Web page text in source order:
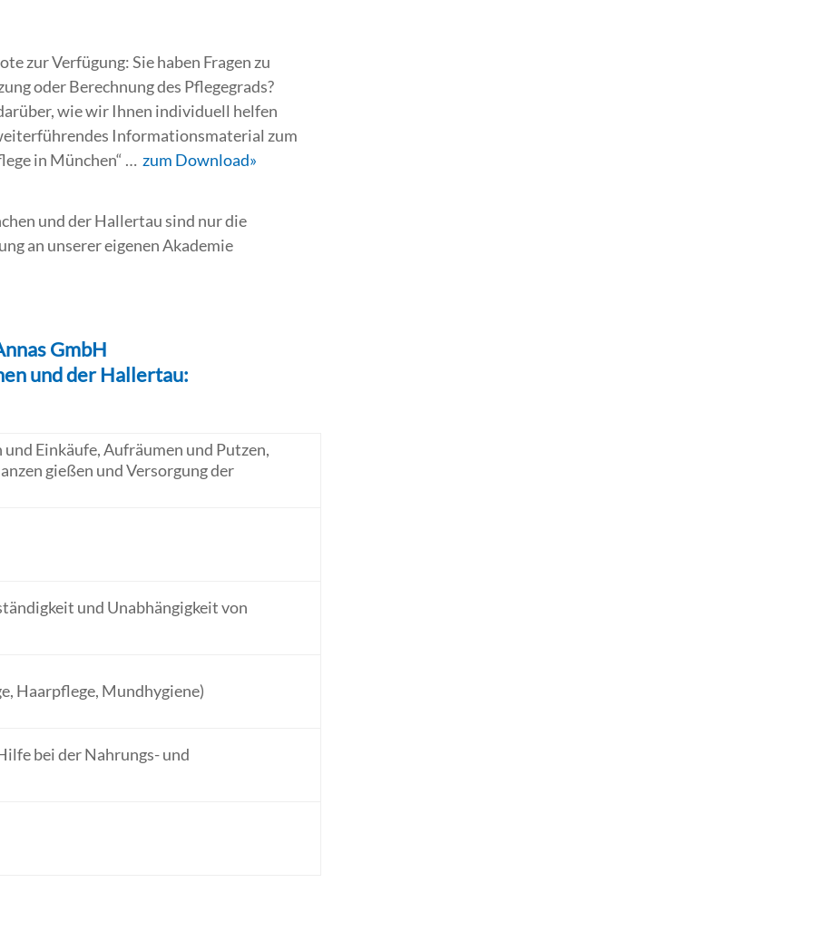
zur Verfügung: Sie haben Fragen zu
oder Berechnung des Pflegegrads?
wie wir Ihnen individuell helfen
Informationsmaterial zum
in München“ … zum Download»
und der Hallertau sind nur die
an unserer eigenen Akademie
GmbH
und der Hallertau:
Einkäufe, Aufräumen und Putzen,
gießen und Versorgung der
und Unabhängigkeit von
Haarpflege, Mundhygiene)
bei der Nahrungs- und